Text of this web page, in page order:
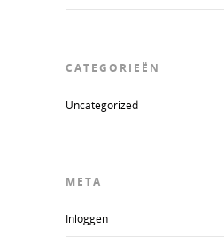
CATEGORIEËN
Uncategorized
META
Inloggen